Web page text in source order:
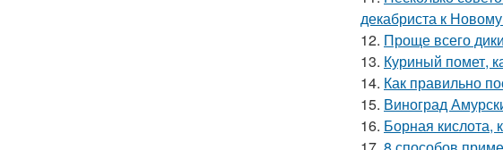
декабриста к
12. Проще всего
13. Куриный помет,
14. Как правильно
15. Виноград
16. Борная кислота,